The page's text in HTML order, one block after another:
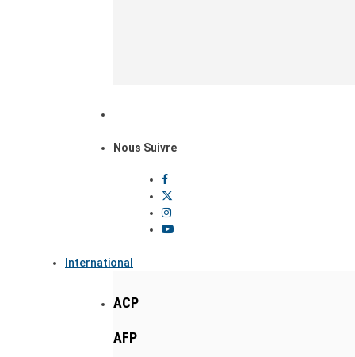
Nous Suivre
International
ACP
AFP